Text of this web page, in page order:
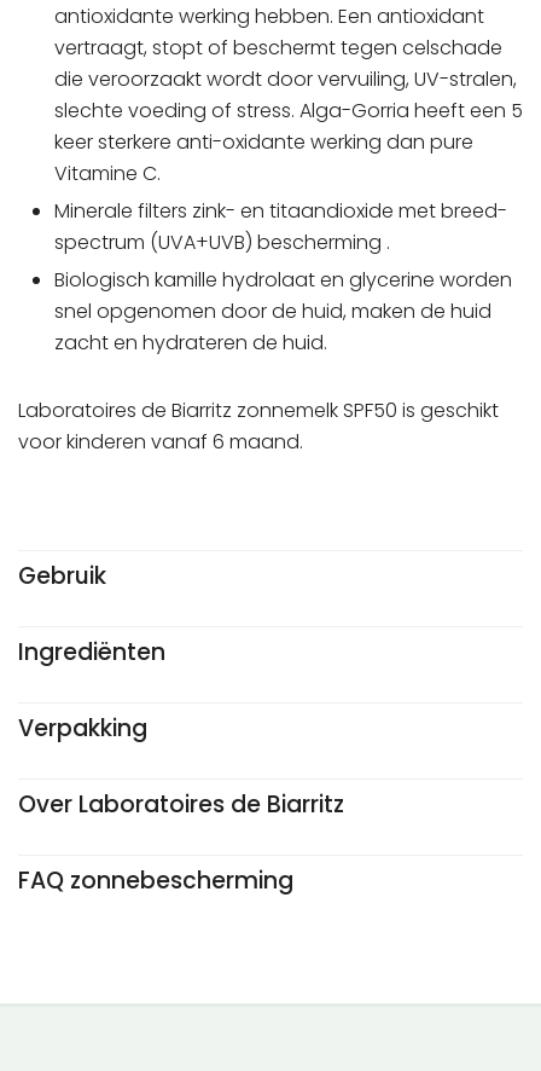
antioxidante werking hebben. Een antioxidant
vertraagt, stopt of beschermt tegen celschade
die veroorzaakt wordt door vervuiling, UV-stralen,
slechte voeding of stress. Alga-Gorria heeft een 5
keer sterkere anti-oxidante werking dan pure
Vitamine C.
Minerale filters zink- en titaandioxide met breed-
spectrum (UVA+UVB) bescherming .
Biologisch kamille hydrolaat en glycerine worden
snel opgenomen door de huid, maken de huid
zacht en hydrateren de huid.
Laboratoires de Biarritz zonnemelk SPF50 is geschikt
voor kinderen vanaf 6 maand.
Gebruik
Ingrediënten
Verpakking
Over Laboratoires de Biarritz
FAQ zonnebescherming